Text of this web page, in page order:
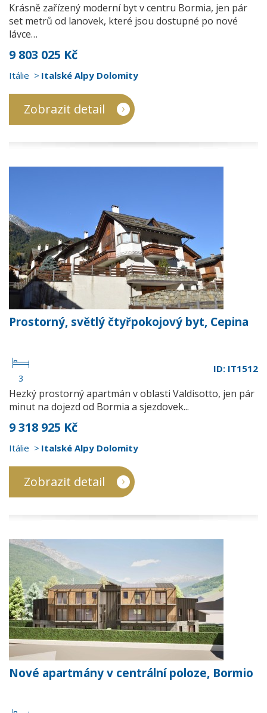
Krásně zařízený moderní byt v centru Bormia, jen pár
set metrů od lanovek, které jsou dostupné po nové
lávce…
9 803 025 Kč
Itálie Italské Alpy Dolomity
Zobrazit detail
Prostorný, světlý čtyřpokojový byt, Cepina
3
ID: IT1512
Hezký prostorný apartmán v oblasti Valdisotto, jen pár
minut na dojezd od Bormia a sjezdovek...
9 318 925 Kč
Itálie Italské Alpy Dolomity
Zobrazit detail
Nové apartmány v centrální poloze, Bormio